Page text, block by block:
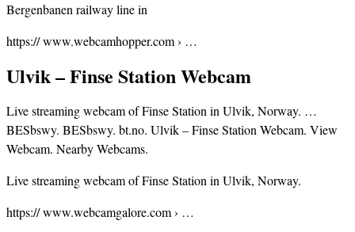
Bergenbanen railway line in
https:// www.webcamhopper.com › …
Ulvik – Finse Station Webcam
Live streaming webcam of Finse Station in Ulvik, Norway. …
BESbswy. BESbswy. bt.no. Ulvik – Finse Station Webcam. View
Webcam. Nearby Webcams.
Live streaming webcam of Finse Station in Ulvik, Norway.
https:// www.webcamgalore.com › …